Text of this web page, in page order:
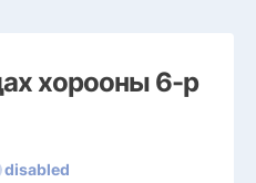
хорооны 6-р
disabled